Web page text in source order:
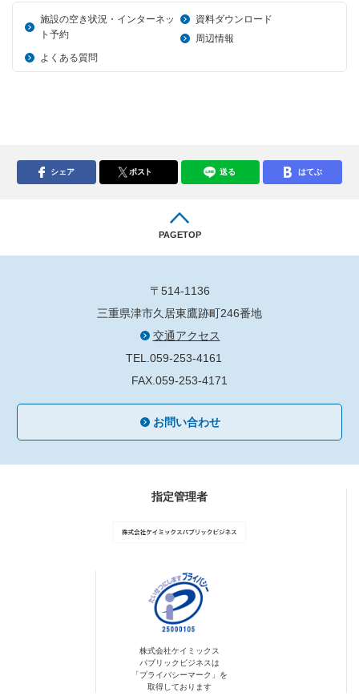
施設の空き状況・インターネッ
ト予約
資料ダウンロード
周辺情報
よくある質問
シェア ポスト 送る はてぶ
PAGETOP
〒514-1136
三重県津市久居東鷹跡町246番地
交通アクセス
TEL.059-253-4161
FAX.059-253-4171
お問い合わせ
指定管理者
株式会社ケイミックス
パブリックビジネスは
「プライバシーマーク」を
取得しております